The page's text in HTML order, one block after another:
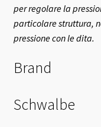
per regolare la
particolare struttura,
pressione con le dita.
Brand
Schwalbe